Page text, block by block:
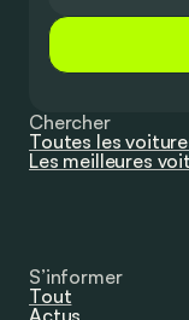
Chercher
Toutes les
Les meilleures
S’informer
Tout
Actus